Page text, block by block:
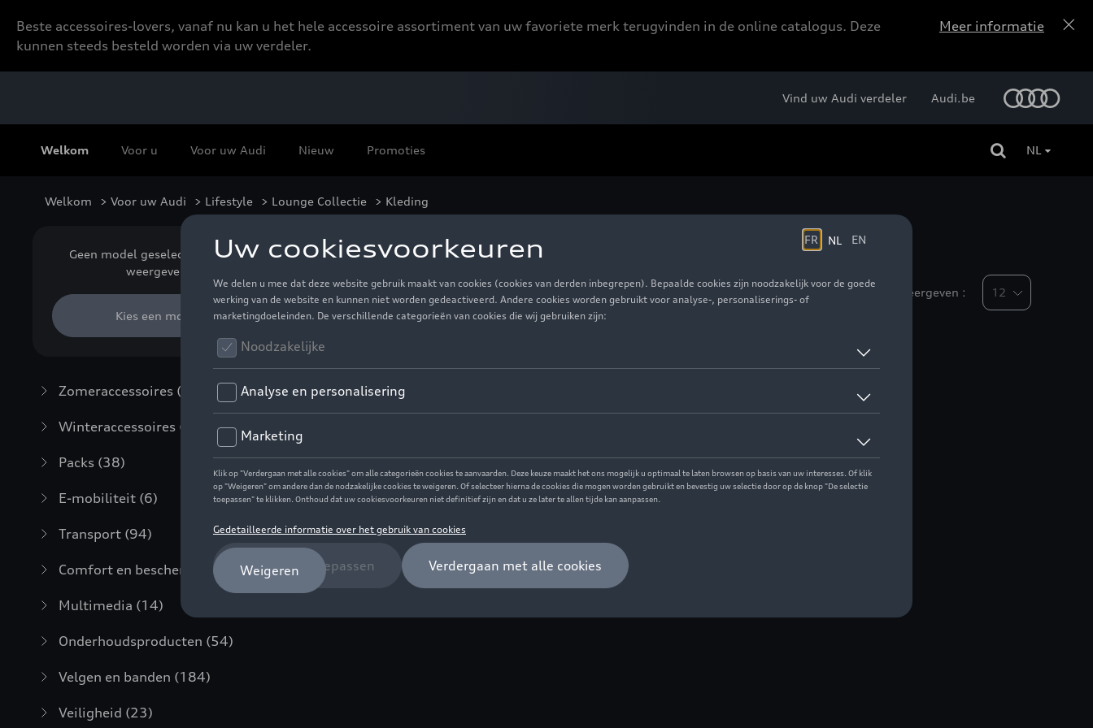
Beste accessoires-lovers, vanaf nu kan u het hele accessoire assortiment van uw favoriete merk terugvinden in de online catalogus. Deze
kunnen steeds besteld worden via uw verdeler.
Meer informatie
Welkom Voor u Voor uw Audi Nieuw Promoties
Vind uw Audi verdeler Audi.be
NL
Welkom > Voor uw Audi > Lifestyle > Lounge Collectie > Kleding
Geen model geselecteerd (Alles
weergeven)
Kies een model
Zomeraccessoires (7)
Winteraccessoires (20)
Packs (38)
E-mobiliteit (6)
Transport (94)
Comfort en bescherming (373)
Multimedia (14)
Onderhoudsproducten (54)
Velgen en banden (184)
Veiligheid (23)
Kleding
Weergeven :